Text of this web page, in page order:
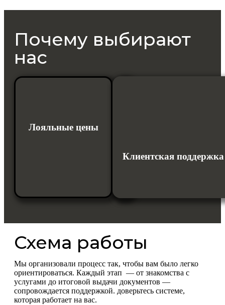
Почему выбирают
нас
Лояльные цены
в
Клиентская поддержка
Схема работы
Мы организовали процесс так, чтобы вам было легко
ориентироваться. Каждый этап — от знакомства с
услугами до итоговой выдачи документов —
сопровождается поддержкой. доверьтесь системе,
которая работает на вас.